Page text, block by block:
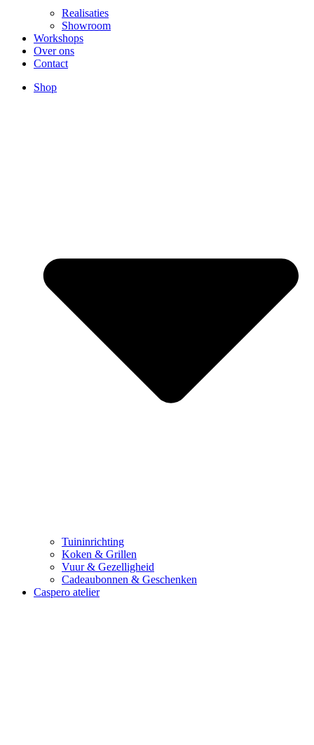
Realisaties
Showroom
Workshops
Over ons
Contact
Shop
Tuininrichting
Koken & Grillen
Vuur & Gezelligheid
Cadeaubonnen & Geschenken
Caspero atelier